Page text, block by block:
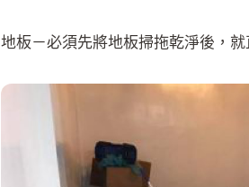
地板－必須先將地板掃拖乾淨後，